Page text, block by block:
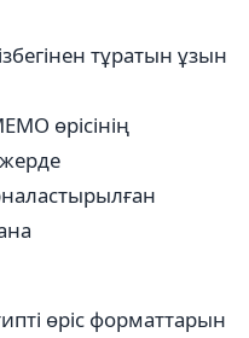
тұратын ұзын
өрісінің
жерде
өріс форматтарын